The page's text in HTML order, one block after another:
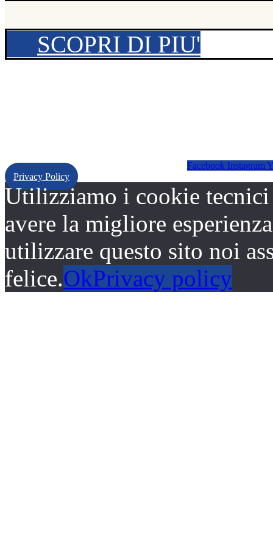
SCOPRI DI PIU'
Facebook Instagram
Privacy Policy
Utilizziamo i cookie tecnici
avere la migliore
utilizzare questo sito noi
felice.OkPrivacy policy